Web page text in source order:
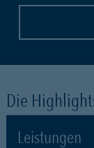
Die
Leistungen